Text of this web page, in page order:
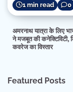
1 min read 0
अमरनाथ यात्रा के लिए
ने मजबूत की कनेक्टिविटी,
कवरेज का विस्तार
Featured Posts